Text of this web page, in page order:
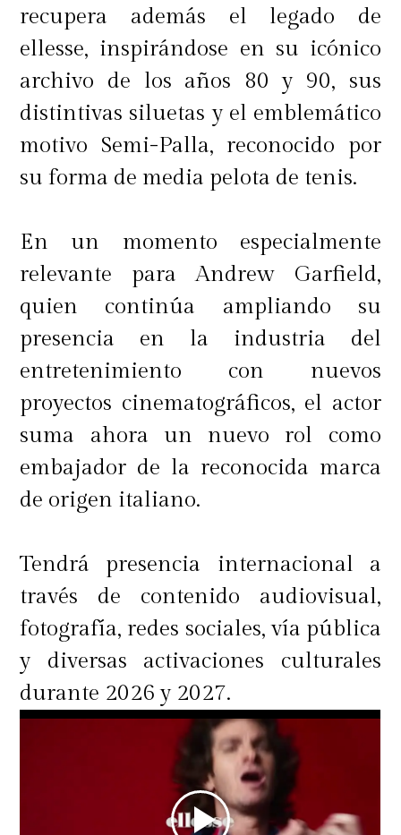
recupera además el legado de
ellesse, inspirándose en su icónico
archivo de los años 80 y 90, sus
distintivas siluetas y el emblemático
motivo Semi-Palla, reconocido por
su forma de media pelota de tenis.
En un momento especialmente
relevante para Andrew Garfield,
quien continúa ampliando su
presencia en la industria del
entretenimiento con nuevos
proyectos cinematográficos, el actor
suma ahora un nuevo rol como
embajador de la reconocida marca
de origen italiano.
Tendrá presencia internacional a
través de contenido audiovisual,
fotografía, redes sociales, vía pública
y diversas activaciones culturales
durante 2026 y 2027.